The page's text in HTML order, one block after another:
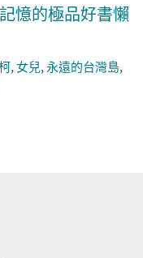
憶的極品好書懶
,女兒,永遠的台灣島,